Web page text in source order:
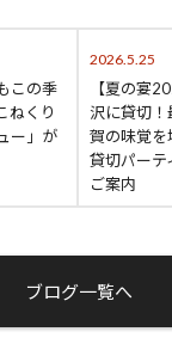
この季
ねくり
ー」が
2026.5.25
【夏の宴
沢に貸切！
賀の味覚を
貸切パーテ
ご案内
ブログ一覧へ